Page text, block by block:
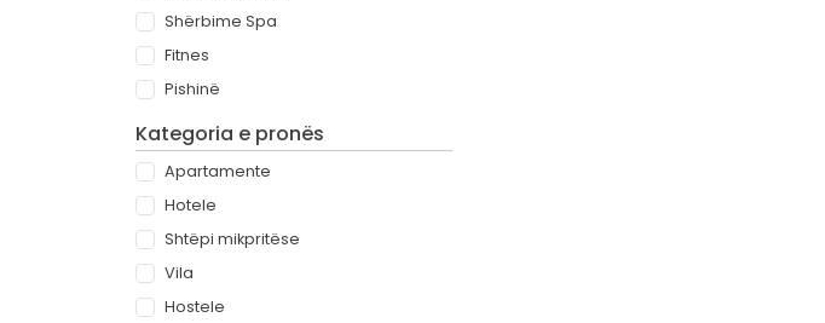
Shërbime Spa
Fitnes
Pishinë
Kategoria e pronës
Apartamente
Hotele
Shtëpi mikpritëse
Vila
Hostele